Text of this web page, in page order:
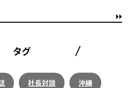
タグ
社長対談 沖縄